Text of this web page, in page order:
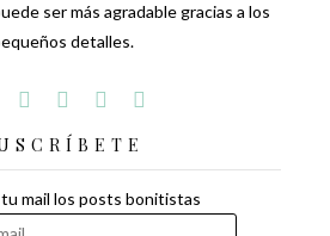
ser más agradable gracias a los
detalles.
mail los posts bonitistas